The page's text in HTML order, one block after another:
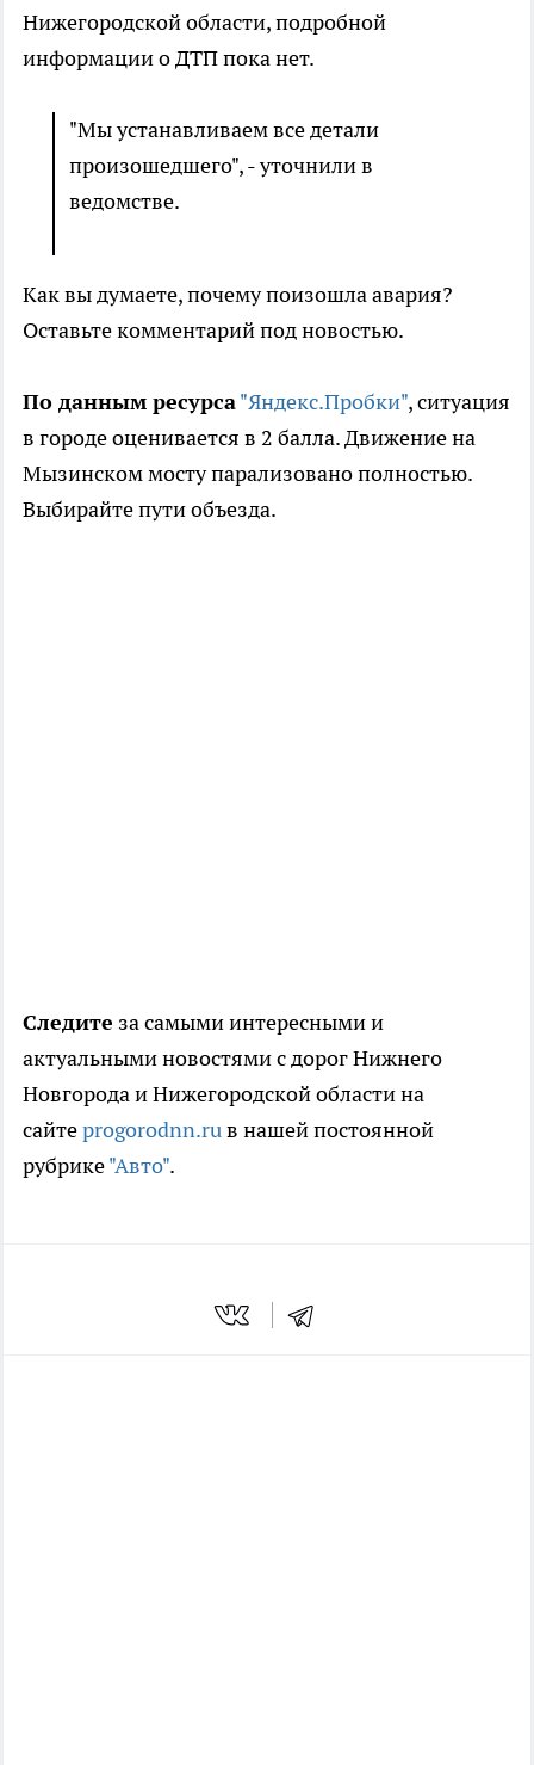
Нижегородской области, подробной
информации о ДТП пока нет.
"Мы устанавливаем все детали
произошедшего", - уточнили в
ведомстве.
Как вы думаете, почему поизошла авария?
Оставьте комментарий под новостью.
По данным ресурса"Яндекс.Пробки", ситуация
в городе оценивается в 2 балла. Движение на
Мызинском мосту парализовано полностью.
Выбирайте пути объезда.
Следите за самыми интересными и
актуальными новостями с дорог Нижнего
Новгорода и Нижегородской области на
сайтеprogorodnn.ruв нашей постоянной
рубрике"Авто".